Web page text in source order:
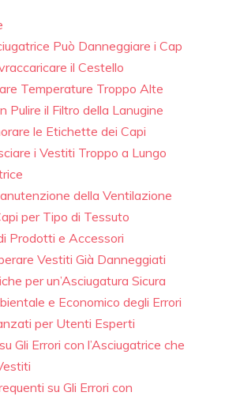
Può Danneggiare i Cap
il Cestello
Temperature Troppo Alte
Pulire il Filtro della Lanugine
le Etichette dei Capi
i Vestiti Troppo a Lungo
della Ventilazione
per Tipo di Tessuto
Prodotti e Accessori
Vestiti Già Danneggiati
per un’Asciugatura Sicura
e Economico degli Errori
per Utenti Esperti
Gli Errori con l’Asciugatrice che
su Gli Errori con